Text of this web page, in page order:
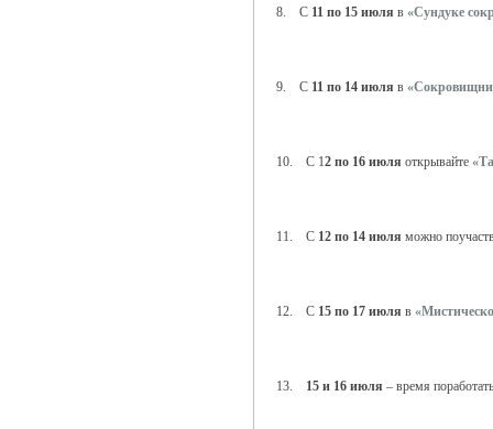
8. С 11 по 15 июля в «Сундуке
9. С 11 по 14 июля в
10. С 12 по 16 июля открывайте
11. С 12 по 14 июля можно
12. С 15 по 17 июля в
13. 15 и 16 июля – время